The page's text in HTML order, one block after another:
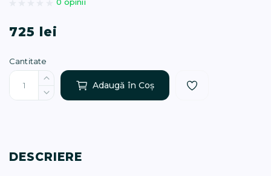
725 lei
Cantitate
Adaugă în Coş
DESCRIERE